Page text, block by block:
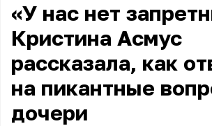
«У нас нет
Кристина Асмус
рассказала, как
на пикантные
дочери